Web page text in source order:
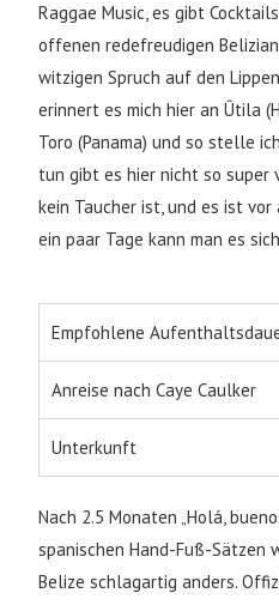
Raggae Music, es gibt
offenen redefreudigen
witzigen Spruch auf den
erinnert es mich hier an Ûtila
Toro (Panama) und so stelle
tun gibt es hier nicht so super
kein Taucher ist, und es ist
ein paar Tage kann man es
Empfohlene
Anreise nach Caye Caulker
Unterkunft
Nach 2.5 Monaten „Holá,
spanischen Hand-Fuß-Sätzen
Belize schlagartig anders.